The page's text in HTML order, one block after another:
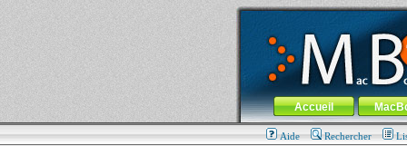
MacBook-fr.com : 100% Apple... 100%
Aller au contenu-Aller au menu
Menu général
Accueil
Aide Rechercher